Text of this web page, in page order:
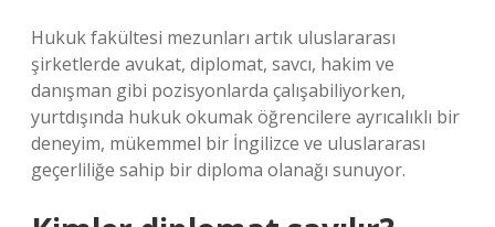
Hukuk fakültesi mezunları artık uluslararası
şirketlerde avukat, diplomat, savcı, hakim ve
danışman gibi pozisyonlarda çalışabiliyorken,
yurtdışında hukuk okumak öğrencilere ayrıcalıklı bir
deneyim, mükemmel bir İngilizce ve uluslararası
geçerliliğe sahip bir diploma olanağı sunuyor.